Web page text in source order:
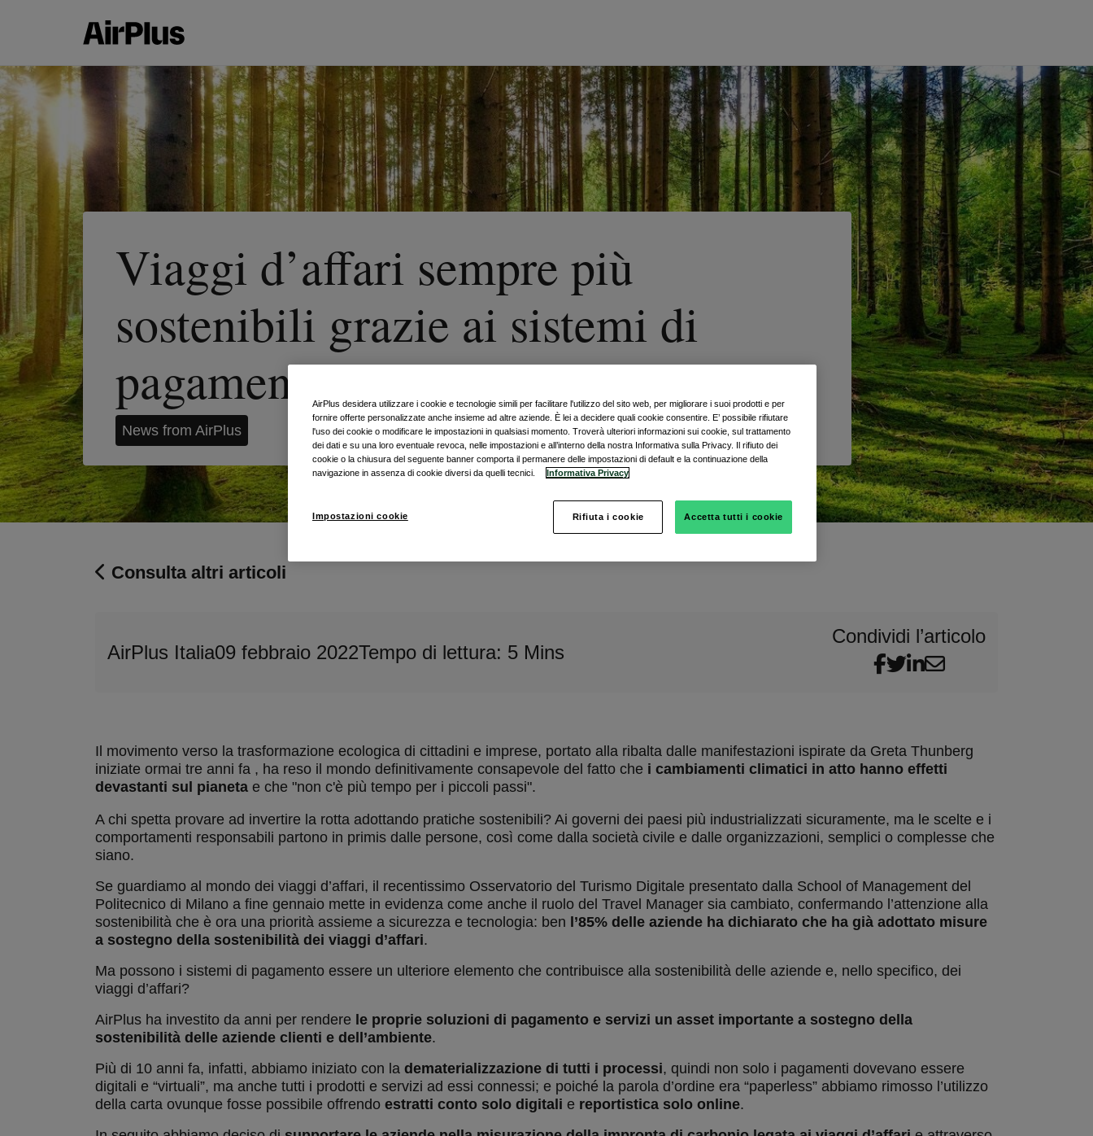
Viaggi d’affari sempre più
sostenibili grazie ai sistemi di
pagamento
News from AirPlus
Consulta altri articoli
AirPlus Italia09 febbraio 2022Tempo di lettura: 5 Mins
Condividi l’articolo
Il movimento verso la trasformazione ecologica di cittadini e imprese, portato alla ribalta dalle manifestazioni ispirate da Greta Thunberg
iniziate ormai tre anni fa , ha reso il mondo definitivamente consapevole del fatto che i cambiamenti climatici in atto hanno effetti
devastanti sul pianeta e che "non c'è più tempo per i piccoli passi".
A chi spetta provare ad invertire la rotta adottando pratiche sostenibili? Ai governi dei paesi più industrializzati sicuramente, ma le scelte e i
comportamenti responsabili partono in primis dalle persone, così come dalla società civile e dalle organizzazioni, semplici o complesse che
siano.
Se guardiamo al mondo dei viaggi d’affari, il recentissimo Osservatorio del Turismo Digitale presentato dalla School of Management del
Politecnico di Milano a fine gennaio mette in evidenza come anche il ruolo del Travel Manager sia cambiato, confermando l’attenzione alla
sostenibilità che è ora una priorità assieme a sicurezza e tecnologia: ben l’85% delle aziende ha dichiarato che ha già adottato misure
a sostegno della sostenibilità dei viaggi d’affari.
Ma possono i sistemi di pagamento essere un ulteriore elemento che contribuisce alla sostenibilità delle aziende e, nello specifico, dei
viaggi d’affari?
AirPlus ha investito da anni per rendere le proprie soluzioni di pagamento e servizi un asset importante a sostegno della
sostenibilità delle aziende clienti e dell’ambiente.
Più di 10 anni fa, infatti, abbiamo iniziato con la dematerializzazione di tutti i processi, quindi non solo i pagamenti dovevano essere
digitali e “virtuali”, ma anche tutti i prodotti e servizi ad essi connessi; e poiché la parola d’ordine era “paperless” abbiamo rimosso l’utilizzo
della carta ovunque fosse possibile offrendo estratti conto solo digitali e reportistica solo online.
AirPlus desidera utilizzare i cookie e tecnologie simili per facilitare l'utilizzo del sito web, per migliorare i suoi prodotti e per
fornire offerte personalizzate anche insieme ad altre aziende. È lei a decidere quali cookie consentire. E’ possibile rifiutare
l'uso dei cookie o modificare le impostazioni in qualsiasi momento. Troverà ulteriori informazioni sui cookie, sul trattamento
dei dati e su una loro eventuale revoca, nelle impostazioni e all’interno della nostra Informativa sulla Privacy. Il rifiuto dei
cookie o la chiusura del seguente banner comporta il permanere delle impostazioni di default e la continuazione della
navigazione in assenza di cookie diversi da quelli tecnici.
Informativa Privacy
Impostazioni cookie Rifiuta i cookie Accetta tutti i cookie